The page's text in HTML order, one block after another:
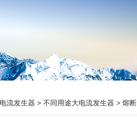
流发生器 > 不同用途大电流发生器 > 熔断器